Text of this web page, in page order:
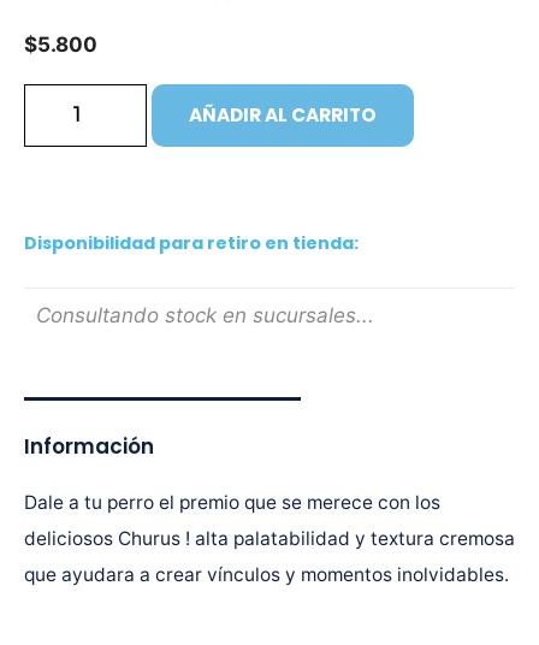
$5.800
AÑADIR AL CARRITO
Disponibilidad para retiro en tienda:
Consultando stock en sucursales...
Información
Dale a tu perro el premio que se merece con los
deliciosos Churus ! alta palatabilidad y textura cremosa
que ayudara a crear vínculos y momentos inolvidables.